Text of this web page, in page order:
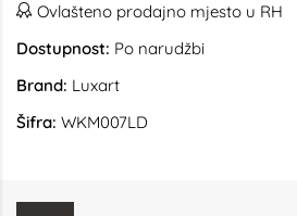
Ovlašteno prodajno mjesto u RH
Dostupnost: Po narudžbi
Brand: Luxart
Šifra: WKM007LD